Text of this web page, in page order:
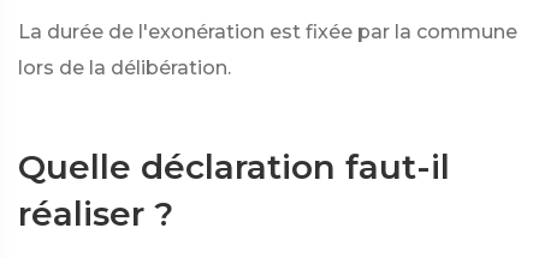
La durée de l'exonération est fixée par la commune
lors de la délibération.
Quelle déclaration faut-il
réaliser ?